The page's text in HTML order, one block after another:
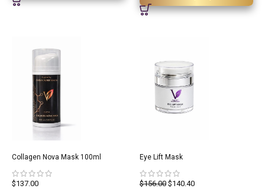
Collagen Nova Mask 100ml
$137.00
10%
Eye Lift Mask
$156.00 $140.40